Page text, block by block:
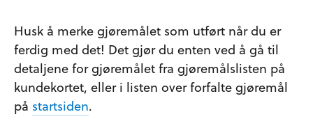
Husk å merke gjøremålet som utført når du er
ferdig med det! Det gjør du enten ved å gå til
detaljene for gjøremålet fra gjøremålslisten på
kundekortet, eller i listen over forfalte gjøremål
på startsiden.